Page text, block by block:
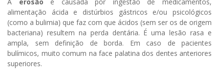
alimentação ácida e distúrbios gástricos e/ou psicológicos
(como a bulimia) que faz com que ácidos (sem ser os de origem
bacteriana) resultem na perda dentária. É uma lesão rasa e
ampla, sem definição de borda. Em caso de pacientes
bulímicos, muito comum na face palatina dos dentes anteriores
superiores.